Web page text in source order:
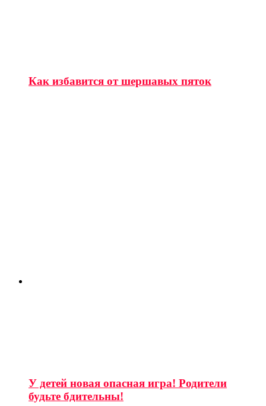
Как избавится от шершавых пяток
У детей новая опасная игра! Родители
будьте бдительны!